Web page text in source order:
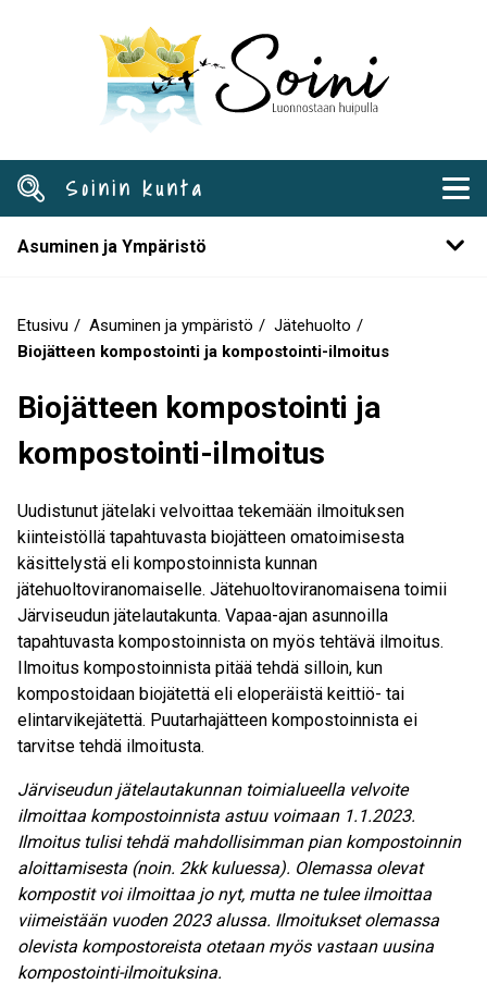
Soinin kunta
Asuminen ja Ympäristö
Murupolku
Etusivu Asuminen ja ympäristö
Jätehuolto
Biojätteen kompostointi ja kompostointi-ilmoitus
Biojätteen kompostointi ja
kompostointi-ilmoitus
Uudistunut jätelaki velvoittaa tekemään ilmoituksen
kiinteistöllä tapahtuvasta biojätteen omatoimisesta
käsittelystä eli kompostoinnista kunnan
jätehuoltoviranomaiselle. Jätehuoltoviranomaisena toimii
Järviseudun jätelautakunta. Vapaa-ajan asunnoilla
tapahtuvasta kompostoinnista on myös tehtävä ilmoitus.
Ilmoitus kompostoinnista pitää tehdä silloin, kun
kompostoidaan biojätettä eli eloperäistä keittiö- tai
elintarvikejätettä. Puutarhajätteen kompostoinnista ei
tarvitse tehdä ilmoitusta.
Järviseudun jätelautakunnan toimialueella velvoite
ilmoittaa kompostoinnista astuu voimaan 1.1.2023.
Ilmoitus tulisi tehdä mahdollisimman pian kompostoinnin
aloittamisesta (noin. 2kk kuluessa). Olemassa olevat
kompostit voi ilmoittaa jo nyt, mutta ne tulee ilmoittaa
viimeistään vuoden 2023 alussa. Ilmoitukset olemassa
olevista kompostoreista otetaan myös vastaan uusina
kompostointi-ilmoituksina.